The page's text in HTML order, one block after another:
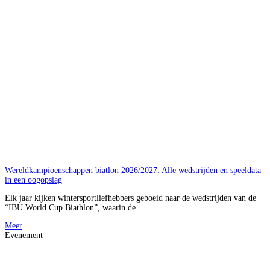
Wereldkampioenschappen biatlon 2026/2027: Alle wedstrijden en speeldata
in een oogopslag
Elk jaar kijken wintersportliefhebbers geboeid naar de wedstrijden van de
“IBU World Cup Biathlon”, waarin de ...
Meer
Evenement